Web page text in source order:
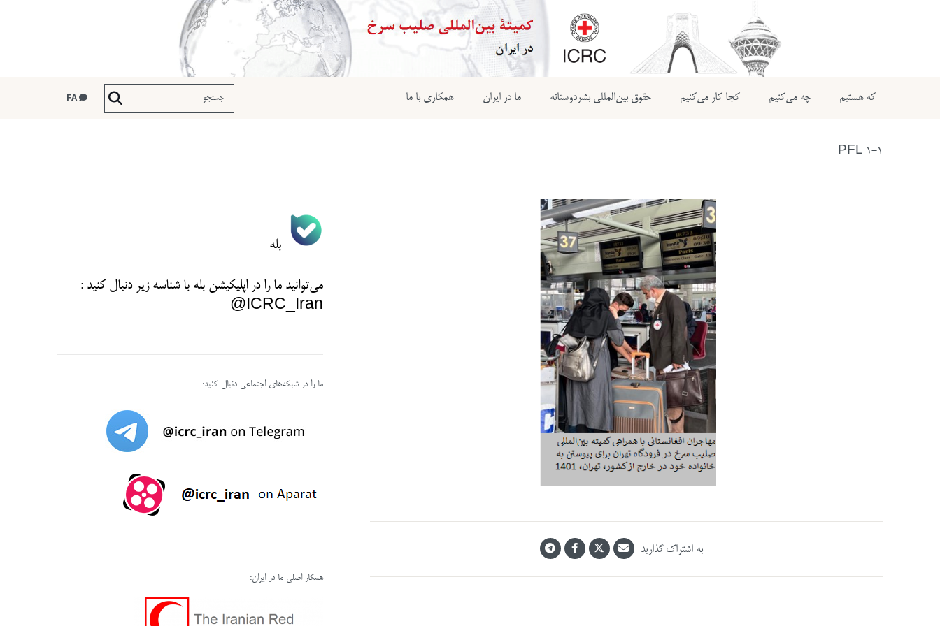
که هستیم چه می‌کنیم کجا کار می‌کنیم حقوق بین‌المللی بشردوستانه ما در ایران همکاری با ما
PFL 1-1
به اشتراک گذارید
بله
می‌توانید ما را در اپلیکیشن بله با شناسه زیردنبال کنید :
ICRC_Iran@
ما را در شبکه‌های اجتماعی دنبال کنید:
همکار اصلی ما در ایران: